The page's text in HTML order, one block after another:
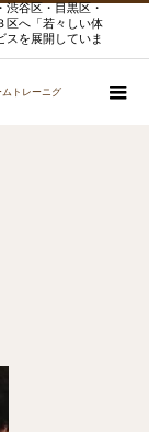
渋谷区・目黒区・
区へ「若々しい体
スを展開していま
ムトレーニグ